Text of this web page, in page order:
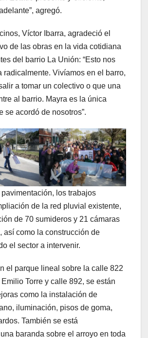
agregó.
Víctor Ibarra, agradeció el
de las obras en la vida cotidiana
del barrio La Unión: “Esto nos
radicalmente. Vivíamos en el barro,
a tomar un colectivo o que una
al barrio. Mayra es la única
se acordó de nosotros”.
los trabajos
de la red pluvial existente,
de 70 sumideros y 21 cámaras
así como la construcción de
el sector a intervenir.
el parque lineal sobre la calle 822
Torre y calle 892, se están
como la instalación de
iluminación, pisos de goma,
También se está
baranda sobre el arroyo en toda